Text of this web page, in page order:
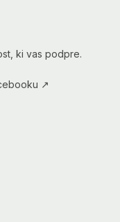
ki vas podpre.
↗